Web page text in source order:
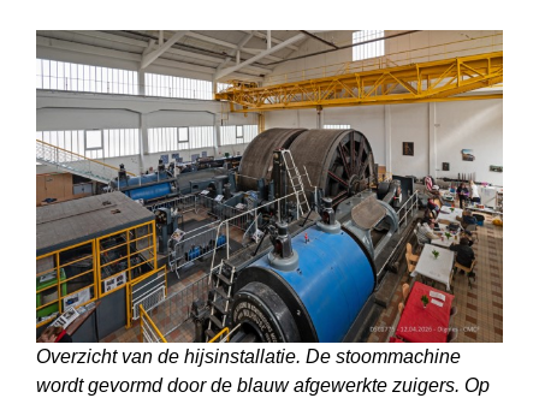
Overzicht van de hijsinstallatie. De stoommachine
wordt gevormd door de blauw afgewerkte zuigers. Op